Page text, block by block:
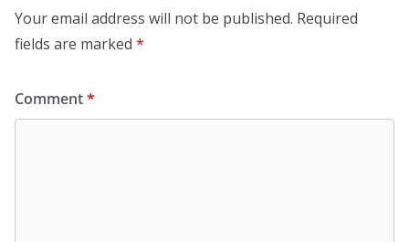
Your email address will not be published. Required
fields are marked *
Comment*